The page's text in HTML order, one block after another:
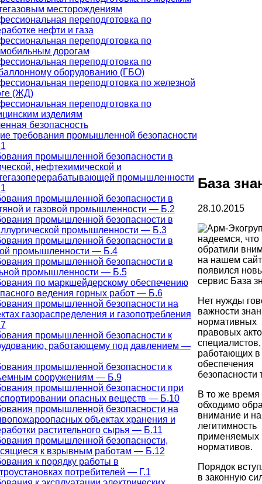
месторождениям
переподготовка по
нефти и газа
переподготовка по
дорогам
переподготовка по
оборудованию (ГБО)
переподготовка по железной
(ЖД)
переподготовка по
изделиям
безопасность
требования промышленной безопасности
промышленной безопасности в
нефтехимической и
промышленности
промышленной безопасности в
и газовой промышленности — Б.2
промышленной безопасности в
промышленности — Б.3
промышленной безопасности в
промышленности — Б.4
промышленной безопасности в
промышленности — Б.5
по маркшейдерскому обеспечению
ведения горных работ — Б.6
промышленной безопасности на
газораспределения и газопотребления
промышленной безопасности к
работающему под давлением —
промышленной безопасности к
сооружениям — Б.9
промышленной безопасности при
опасных веществ — Б.10
промышленной безопасности на
объектах хранения и
растительного сырья — Б.11
промышленной безопасности,
к взрывным работам — Б.12
к порядку работы в
потребителей — Г.1
База
28.10.2015
надеемся,
обратили
на нашем
появился
сервис База
Нет нужды
важности
нормативных
правовых
специалистов,
работающих
обеспечения
безопасности
В то же время
обходимо
внимание и на
легитимность
применяемых
нормативов.
Порядок
в законную